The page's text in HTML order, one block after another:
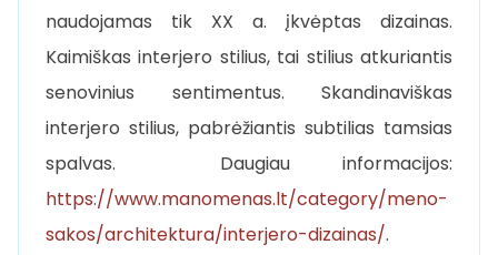
naudojamas tik XX a. įkvėptas dizainas.
Kaimiškas interjero stilius, tai stilius atkuriantis
senovinius sentimentus. Skandinaviškas
interjero stilius, pabrėžiantis subtilias tamsias
spalvas. Daugiau informacijos:
https://www.manomenas.lt/category/meno-
sakos/architektura/interjero-dizainas/.